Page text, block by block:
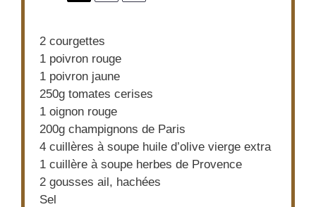
2 courgettes
1 poivron rouge
1 poivron jaune
250g tomates cerises
1 oignon rouge
200g champignons de Paris
4 cuillères à soupe huile d’olive vierge extra
1 cuillère à soupe herbes de Provence
2 gousses ail, hachées
Sel